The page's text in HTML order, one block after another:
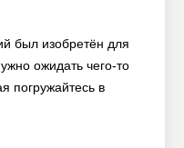
был изобретён для
ожидать чего-то
погружайтесь в